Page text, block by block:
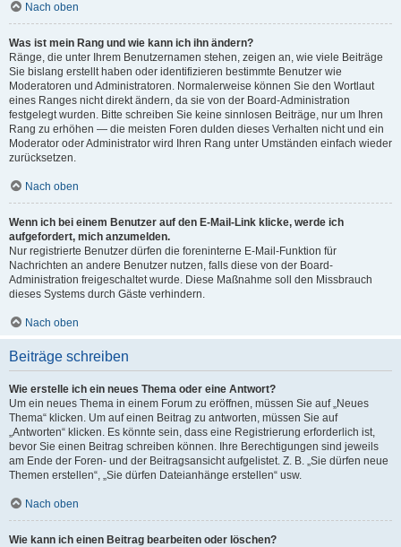
Nach oben
Was ist mein Rang und wie kann ich ihn ändern?
Ränge, die unter Ihrem Benutzernamen stehen, zeigen an, wie viele Beiträge
Sie bislang erstellt haben oder identifizieren bestimmte Benutzer wie
Moderatoren und Administratoren. Normalerweise können Sie den Wortlaut
eines Ranges nicht direkt ändern, da sie von der Board-Administration
festgelegt wurden. Bitte schreiben Sie keine sinnlosen Beiträge, nur um Ihren
Rang zu erhöhen — die meisten Foren dulden dieses Verhalten nicht und ein
Moderator oder Administrator wird Ihren Rang unter Umständen einfach wieder
zurücksetzen.
Nach oben
Wenn ich bei einem Benutzer auf den E-Mail-Link klicke, werde ich
aufgefordert, mich anzumelden.
Nur registrierte Benutzer dürfen die foreninterne E-Mail-Funktion für
Nachrichten an andere Benutzer nutzen, falls diese von der Board-
Administration freigeschaltet wurde. Diese Maßnahme soll den Missbrauch
dieses Systems durch Gäste verhindern.
Nach oben
Beiträge schreiben
Wie erstelle ich ein neues Thema oder eine Antwort?
Um ein neues Thema in einem Forum zu eröffnen, müssen Sie auf „Neues
Thema“ klicken. Um auf einen Beitrag zu antworten, müssen Sie auf
„Antworten“ klicken. Es könnte sein, dass eine Registrierung erforderlich ist,
bevor Sie einen Beitrag schreiben können. Ihre Berechtigungen sind jeweils
am Ende der Foren- und der Beitragsansicht aufgelistet. Z. B. „Sie dürfen neue
Themen erstellen“, „Sie dürfen Dateianhänge erstellen“ usw.
Nach oben
Wie kann ich einen Beitrag bearbeiten oder löschen?